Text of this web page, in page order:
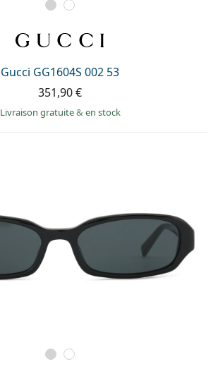
Gucci GG1604S 002 53
351,90 €
Livraison gratuite& en stock